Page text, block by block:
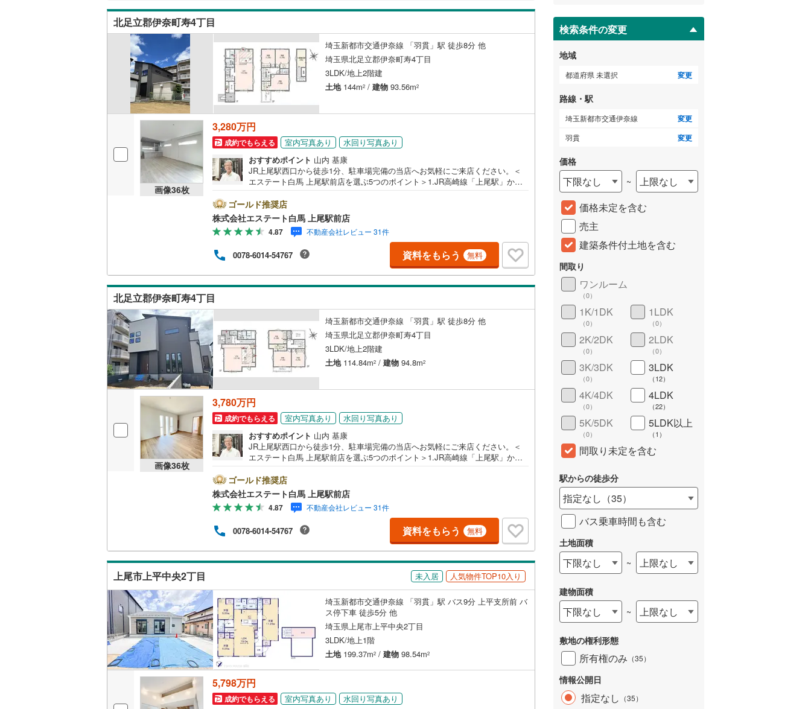
北足立郡伊奈町寿4丁目
埼玉新都市交通伊奈線 「羽貫」駅 徒歩8分 他
埼玉県北足立郡伊奈町寿4丁目
3LDK/地上2階建
土地144m2 / 建物 93.56m2
画像36枚
3,280万円
成約でもらえる 室内写真あり
水回り写真あり
おすすめポイント 山内 基康
JR上尾駅西口から徒歩1分、駐車場完備の当店へお気軽にご来店ください。＜
エステート白馬 上尾駅前店を選ぶ5つのポイント＞1.JR高崎線「上尾駅」から
お店立体駐車場は全480台収容可。駐車場完備してます。3.大型キッズスペース
当店自慢のキッズスペースをぜひご覧ください。店内におむつ替えコーナーも
ご用意してます。4.年中無休・365日営業でお手伝い営業時間:10時～20時ま
で。スピードある対応が自慢のお店です。5.提携FPへの無料個別相談サービス
社外の中立的なファイナンシャルプランナーと無料相談。ローン返済につい
て、老後や学費等も含めたシミュレーションをご提案できます。当店では物件
情報のほか、水害その他のハザード情報を提供しております。お問い合わせ物
件以外の提供も可能です。営業担当までお気軽にご連絡ください。お問い合わ
せをお待ちしております。
ゴールド推奨店
株式会社エステート白馬 上尾駅前店
4.87 不動産会社レビュー 31件
0078-6014-54767 資料をもらう 無料
北足立郡伊奈町寿4丁目
埼玉新都市交通伊奈線 「羽貫」駅 徒歩8分 他
埼玉県北足立郡伊奈町寿4丁目
3LDK/地上2階建
土地114.84m2 / 建物 94.8m2
画像36枚
3,780万円
成約でもらえる 室内写真あり
水回り写真あり
おすすめポイント 山内 基康
JR上尾駅西口から徒歩1分、駐車場完備の当店へお気軽にご来店ください。＜
エステート白馬 上尾駅前店を選ぶ5つのポイント＞1.JR高崎線「上尾駅」から
お店立体駐車場は全480台収容可。駐車場完備してます。3.大型キッズスペース
当店自慢のキッズスペースをぜひご覧ください。店内におむつ替えコーナーも
ご用意してます。4.年中無休・365日営業でお手伝い営業時間:10時～20時ま
で。スピードある対応が自慢のお店です。5.提携FPへの無料個別相談サービス
社外の中立的なファイナンシャルプランナーと無料相談。ローン返済につい
て、老後や学費等も含めたシミュレーションをご提案できます。当店では物件
情報のほか、水害その他のハザード情報を提供しております。お問い合わせ物
件以外の提供も可能です。営業担当までお気軽にご連絡ください。お問い合わ
せをお待ちしております。
ゴールド推奨店
株式会社エステート白馬 上尾駅前店
4.87 不動産会社レビュー 31件
0078-6014-54767 資料をもらう 無料
上尾市上平中央2丁目 未入居 人気物件TOP10入り
埼玉新都市交通伊奈線 「羽貫」駅 バス9分 上平支所前 バ
ス停下車 徒歩5分 他
埼玉県上尾市上平中央2丁目
3LDK/地上1階
土地199.37m2 / 建物 98.54m2
5,798万円
成約でもらえる 室内写真あり
水回り写真あり
ジ
に
保
存
す
る
検索条件の変更
地域
都道府県 未選択 変更
路線・駅
埼玉新都市交通伊奈線 変更
羽貫 変更
価格
下限なし ~
上限なし
価格未定を含む
売主
建築条件付土地を含む
間取り
ワンルーム
（0）
1K/1DK
（0）
1LDK
（0）
2K/2DK
（0）
2LDK
（0）
3K/3DK
（0）
3LDK
（12）
4K/4DK
（0）
4LDK
（22）
5K/5DK
（0）
5LDK以上
（1 ）
間取り未定を含む
駅からの徒歩分
指定なし （35）
バス乗車時間も含む
土地面積
下限なし ~ 上限なし
建物面積
下限なし ~ 上限なし
敷地の権利形態
所有権のみ （35）
情報公開日
指定なし （35）
篠ノ井線(10) 大糸線（JR東日本）(4)
総武線(260)
伊東線 1) 東海道本線（JR東海）( 御殿場線
身延線 119) 中央本線（JR東海）
武豊線
144 太多線 (60
名松線(1)
参宮線(0) 博多南線 東海道本線（JR西日本）
大糸線（JR西日本）( 0) 小浜線
越美北線(1) 七尾線 (0) 城端線(0 )
氷見線 (0) 関西本線（JR西日本） (
紀勢本線（JR西日本）(4) 大阪環状線
桜島線(0) 福知山線(146) 山陽本線（JR西日本）( 729)
加古川線(67) 播但線(58) 姫新線
(40
宇野線(50) 伯備線(44 ) 芸備線(45 )
福塩線( 47) 呉線 ( 91) 可部線(32)
岩徳線( 山口線(2 宇部線(3)
美祢線(0) 山陰本線(
舞鶴線( 1)
木次線(0) 奈良線 (145
桜井線(147) 片町線(138) 和歌山線(108)
阪和線 (49) 東西線(10)
おおさか東線(32) 予讃線(1 )
予土線(0) 高徳線(1)
徳島線(1) 牟岐線(3)
土讃線(58) 土讃線(1) 山陽本線（JR九州） (30)
鹿児島本線(1,423) 香椎線(305) 篠栗線(136
三角線(231 肥薩線 ( 13 指宿枕崎線 142
長崎本線
190) 唐津線(
佐世保線( 大村線(22 久大本線(96)
豊肥本線
日田彦山線(
日南線(50) 吉都線 筑豊本線(158 )
浴室乾燥機あり（24）
バルコニー、庭
ウッドデッキあり ）
収納
ウォークインクローゼット
（19 ）
床下収納
即入居可能（8）
オンライン対応
オンライン内見(相談)可（23） IT重説可（13）
オンライン対応とは？ 詳しく見る